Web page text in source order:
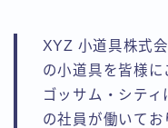
XYZ 小道具株式
の小道具を皆様に
ゴッサム・シテ
の社員が働いて